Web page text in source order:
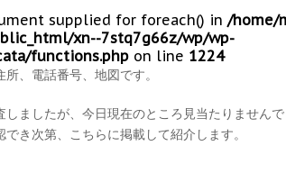
supplied for foreach() in /home/
xn--7stq7g66z/wp/wp-
functions.php on line 1224
、電話番号、地図です。
ましたが、今日現在のところ見当たりません
き次第、こちらに掲載して紹介します。